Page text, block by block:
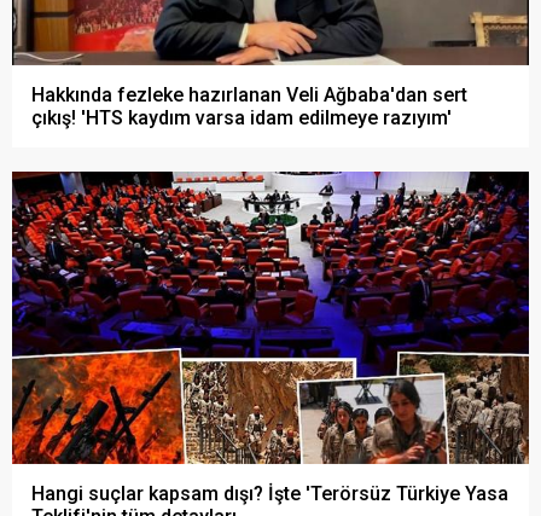
Hakkında fezleke hazırlanan Veli Ağbaba'dan sert
çıkış! 'HTS kaydım varsa idam edilmeye razıyım'
Hangi suçlar kapsam dışı? İşte 'Terörsüz Türkiye Yasa